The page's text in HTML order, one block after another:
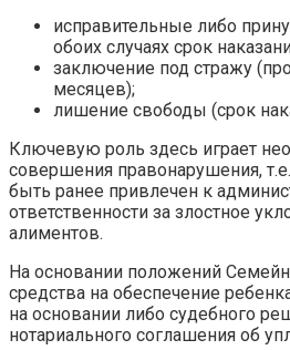
исправительные либо
обоих случаях срок
заключение под стражу
месяцев);
лишение свободы (срок
Ключевую роль здесь играет
совершения правонарушения,
быть ранее привлечен к
ответственности за злостное
алиментов.
На основании положений
средства на обеспечение
на основании либо судебного
нотариального соглашения об